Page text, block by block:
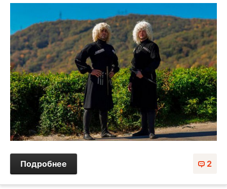
2
Подробнее